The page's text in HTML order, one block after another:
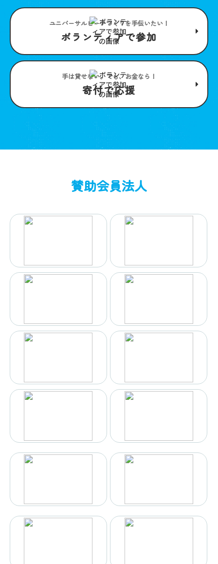
ユニバーサルビーチつくりを手伝いたい！
ボランティアで参加
手は貸せない。でも、お金なら！
寄付で応援
賛助会員法人